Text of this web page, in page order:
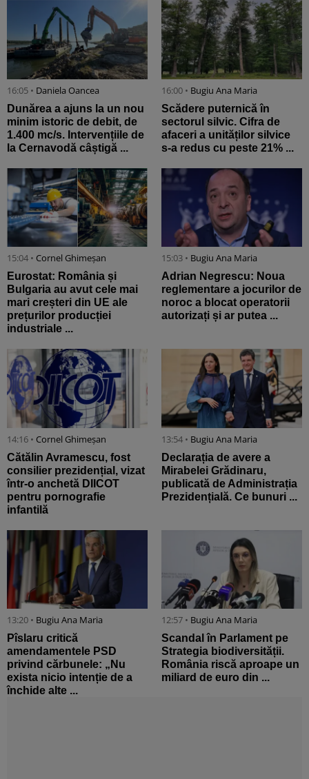
16:05 • Daniela Oancea
Dunărea a ajuns la un nou
minim istoric de debit, de
1.400 mc/s. Intervențiile de
la Cernavodă câștigă ...
16:00 • Bugiu ⁠Ana Maria
Scădere puternică în
sectorul silvic. Cifra de
afaceri a unităților silvice
s-a redus cu peste 21% ...
15:04 • Cornel Ghimeșan
Eurostat: România și
Bulgaria au avut cele mai
mari creșteri din UE ale
prețurilor producției
industriale ...
15:03 • Bugiu ⁠Ana Maria
Adrian Negrescu: Noua
reglementare a jocurilor de
noroc a blocat operatorii
autorizați și ar putea ...
14:16 • Cornel Ghimeșan
Cătălin Avramescu, fost
consilier prezidențial, vizat
într-o anchetă DIICOT
pentru pornografie
infantilă
13:54 • Bugiu ⁠Ana Maria
Declarația de avere a
Mirabelei Grădinaru,
publicată de Administrația
Prezidențială. Ce bunuri ...
13:20 • Bugiu ⁠Ana Maria
Pîslaru critică
amendamentele PSD
privind cărbunele: „Nu
exista nicio intenție de a
închide alte ...
12:57 • Bugiu ⁠Ana Maria
Scandal în Parlament pe
Strategia biodiversității.
România riscă aproape un
miliard de euro din ...